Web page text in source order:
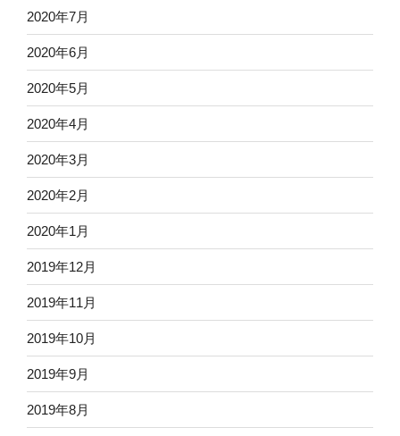
2020年7月
2020年6月
2020年5月
2020年4月
2020年3月
2020年2月
2020年1月
2019年12月
2019年11月
2019年10月
2019年9月
2019年8月